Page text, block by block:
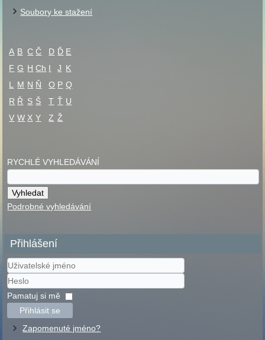
Soubory ke stažení
A B C Č D Ď E
F G H Ch I J K
L
M N Ň O P Q
R Ř S Š T Ť U
V W X Y Z Ž
RYCHLÉ VYHLEDÁVÁNÍ
Podrobné vyhledávání
Přihlášení
Uživatelské
jméno
Heslo
Pamatuj si mě
Přihlásit se
Zapomenuté jméno?